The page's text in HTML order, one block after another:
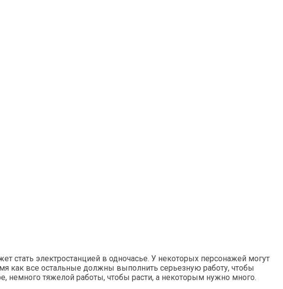
стать электростанцией в одночасье. У некоторых персонажей могут
как все остальные должны выполнить серьезную работу, чтобы
немного тяжелой работы, чтобы расти, а некоторым нужно много.